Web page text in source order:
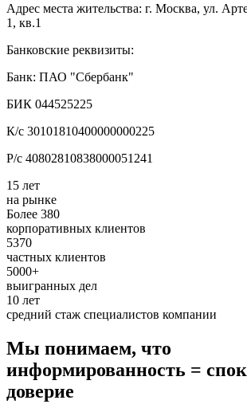
Адрес места жительства: г. Москва, ул.
1, кв.1
Банковские реквизиты:
Банк: ПАО "Сбербанк"
БИК 044525225
К/с 30101810400000000225
Р/с 40802810838000051241
15 лет
на рынке
Более 380
корпоративных клиентов
5370
частных клиентов
5000+
выигранных дел
10 лет
средний стаж специалистов компании
Мы понимаем, что
информированность =
доверие